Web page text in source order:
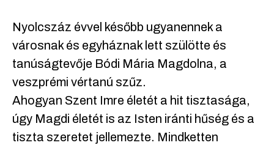
Nyolcszáz évvel később ugyanennek a
városnak és egyháznak lett szülötte és
tanúságtevője Bódi Mária Magdolna, a
veszprémi vértanú szűz.
Ahogyan Szent Imre életét a hit tisztasága,
úgy Magdi életét is az Isten iránti hűség és a
tiszta szeretet jellemezte. Mindketten